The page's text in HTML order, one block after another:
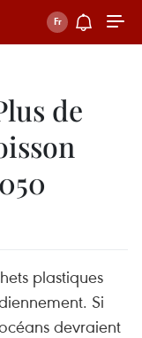
de
plastiques
Si
devraient